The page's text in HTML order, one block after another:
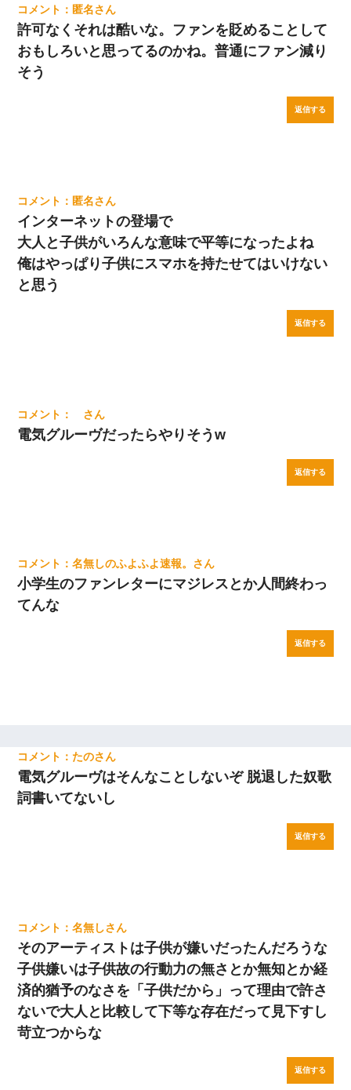
匿名
許可なくそれは酷いな。ファンを貶めることして
おもしろいと思ってるのかね。普通にファン減り
そう
返信する
匿名
インターネットの登場で
大人と子供がいろんな意味で平等になったよね
俺はやっぱり子供にスマホを持たせてはいけない
と思う
返信する
電気グルーヴだったらやりそうw
返信する
名無しのふよふよ速報。
小学生のファンレターにマジレスとか人間終わっ
てんな
返信する
たの
電気グルーヴはそんなことしないぞ 脱退した奴歌
詞書いてないし
返信する
名無し
そのアーティストは子供が嫌いだったんだろうな
子供嫌いは子供故の行動力の無さとか無知とか経
済的猶予のなさを「子供だから」って理由で許さ
ないで大人と比較して下等な存在だって見下すし
苛立つからな
返信する